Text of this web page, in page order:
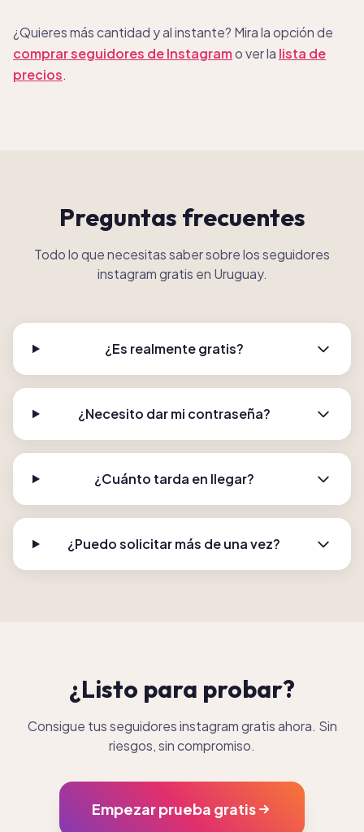
¿Quieres más cantidad y al instante? Mira la opción de
comprar seguidores de Instagramo ver la lista de
precios.
Preguntas frecuentes
Todo lo que necesitas saber sobre los seguidores
instagram gratis en Uruguay.
¿Es realmente gratis?
¿Necesito dar mi contraseña?
¿Cuánto tarda en llegar?
¿Puedo solicitar más de una vez?
¿Listo para probar?
Consigue tus seguidores instagram gratis ahora. Sin
riesgos, sin compromiso.
Empezar prueba gratis